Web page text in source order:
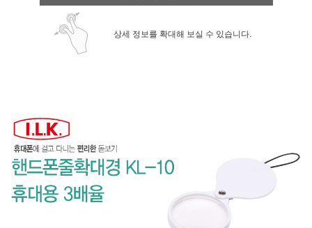
상세 정보를 확대해 보실 수 있습니다.